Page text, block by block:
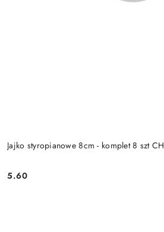
Jajko styropianowe 8cm - komplet 8 szt CH
Cena:
5.60